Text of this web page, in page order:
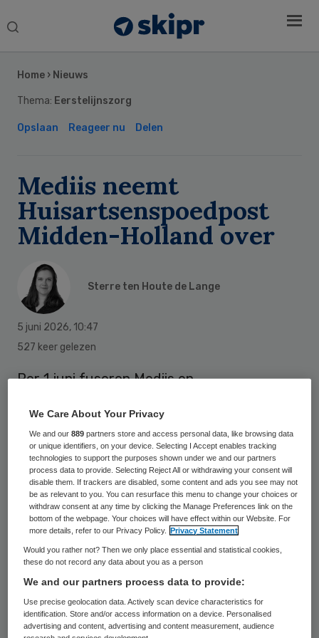
Search
Home › Nieuws
Thema: Eerstelijnszorg
Opslaan Reageer nu Delen
Mediis neemt
Huisartsenspoedpost
Midden-Holland over
Sterre ten Houte de Lange
5 juni 2026, 10:47
527 keer gelezen
Per 1 juni fuseren Mediis en
gaan verder onder de naam Mediis.
Mediis ondersteunt ruim 120 huisartsen in
circa 70 huisartsenpraktijken en verzorgt
daarnaast de huisartsenspoedzorg in de
regio. De organisatie hoopt met deze fusie
expertise samen te brengen en meer ruimte
te maken om in te spelen op de toenemende
zorgvraag, arbeidsmarktkrapte en de
behoefte aan regionale samenwerking.
Sidebar
We Care About Your Privacy
We and our889 partners store and access personal data, like browsing data
or unique identifiers, on your device. Selecting I Accept enables tracking
technologies to support the purposes shown under we and our partners
process data to provide. Selecting Reject All or withdrawing your consent will
disable them. If trackers are disabled, some content and ads you see may not
be as relevant to you. You can resurface this menu to change your choices or
withdraw consent at any time by clicking the Manage Preferences link on the
bottom of the webpage. Your choices will have effect within our Website. For
more details, refer to our Privacy Policy.
Privacy Statement
Would you rather not? Then we only place essential and statistical cookies,
these do not record any data about you as a person
We and our partners process data to provide:
Use precise geolocation data. Actively scan device characteristics for
identification. Store and/or access information on a device. Personalised
advertising and content, advertising and content measurement, audience